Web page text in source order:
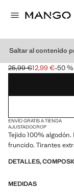
Saltar al contenido
TOP FLORAL
Precio inicial
25,99 €
Precio actual [12,99 €
12,99 €-50 %
Selecciona un color
ENVÍO GRATIS A TIENDA
AJUSTADOCROP
Tejido 100%
fruncido. Tirantes
DETALLES,
MEDIDAS